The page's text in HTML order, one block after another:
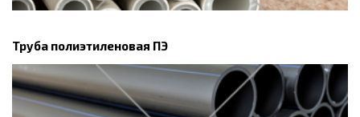
Труба полиэтиленовая ПЭ